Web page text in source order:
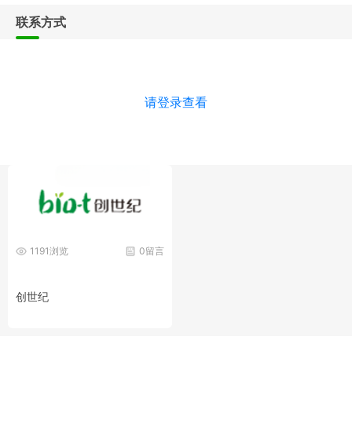
联系方式
请登录查看
0留言
1191浏览
创世纪